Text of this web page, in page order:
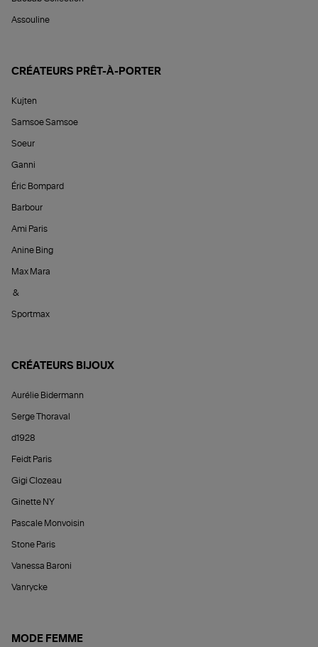
Assouline
CRÉATEURS PRÊT-À-PORTER
Kujten
Samsoe Samsoe
Soeur
Ganni
Éric Bompard
Barbour
Ami Paris
Anine Bing
Max Mara
&
Sportmax
CRÉATEURS BIJOUX
Aurélie Bidermann
Serge Thoraval
d1928
Feidt Paris
Gigi Clozeau
Ginette NY
Pascale Monvoisin
Stone Paris
Vanessa Baroni
Vanrycke
MODE FEMME